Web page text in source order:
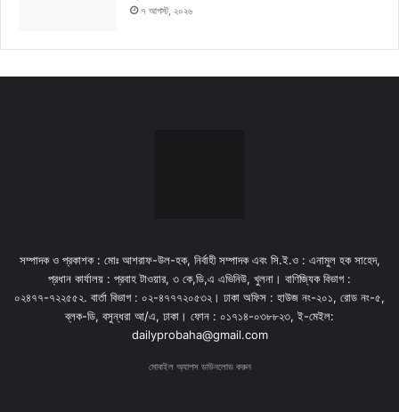
৭ আগস্ট, ২০২৬
সম্পাদক ও প্রকাশক : মোঃ আশরাফ-উল-হক, নির্বাহী সম্পাদক এবং সি.ই.ও : এনামুল হক সাহেদ,
প্রধান কার্যালয় : প্রবাহ টাওয়ার, ৩ কে,ডি,এ এভিনিউ, খুলনা। বাণিজ্যিক বিভাগ :
০২৪৭৭-৭২২৫৫২. বার্তা বিভাগ : ০২-৪৭৭৭২০৫৩২। ঢাকা অফিস : হাউজ নং-২০১, রোড নং-৫,
ব্লক-ডি, বসুন্ধরা আ/এ, ঢাকা। ফোন : ০১৭১৪-০৩৮৮২৩, ই-মেইল:
dailyprobaha@gmail.com
মোবাইল অ্যাপস ডাউনলোড করুন